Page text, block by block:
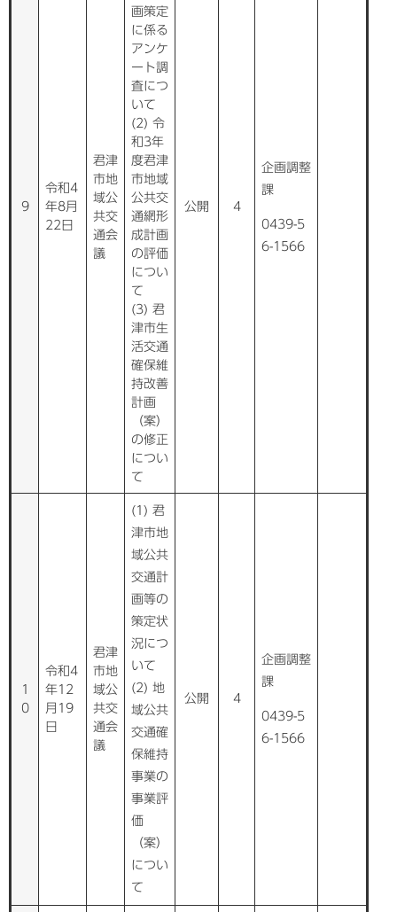
9
令和4
年8月
22日
君津
市地
域公
共交
通会
議
画策定
に係る
アンケ
ート調
査につ
いて
(2) 令
和3年
度君津
市地域
公共交
通網形
成計画
の評価
につい
て
(3) 君
津市生
活交通
確保維
持改善
計画
（案）
の修正
につい
て
公開 4
企画調整
課
0439-5
6-1566
1
0
令和4
年12
月19
日
君津
市地
域公
共交
通会
議
(1) 君
津市地
域公共
交通計
画等の
策定状
況につ
いて
(2) 地
域公共
交通確
保維持
事業の
事業評
価
（案）
につい
て
公開 4
企画調整
課
0439-5
6-1566